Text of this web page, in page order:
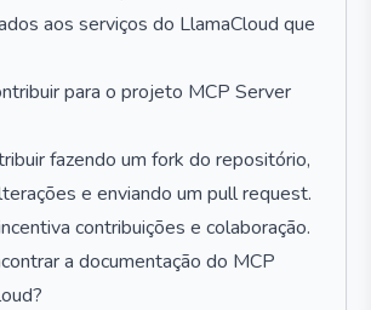
aos serviços do LlamaCloud que
para o projeto MCP Server
fazendo um fork do repositório,
e enviando um pull request.
contribuições e colaboração.
a documentação do MCP